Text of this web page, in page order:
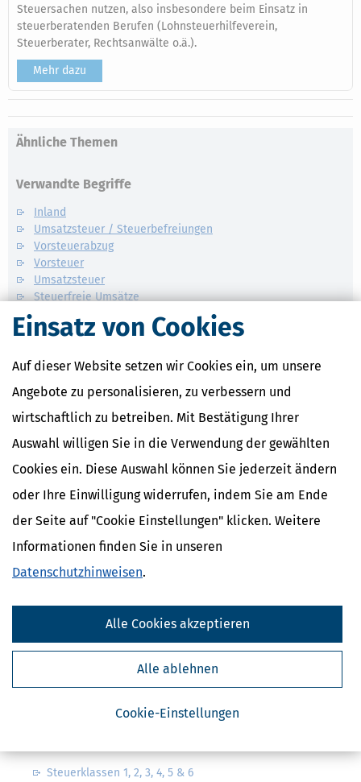
Einsatz von Cookies
Auf dieser Website setzen wir Cookies ein, um unsere
Angebote zu personalisieren, zu verbessern und
wirtschaftlich zu betreiben. Mit Bestätigung Ihrer
Auswahl willigen Sie in die Verwendung der gewählten
Cookies ein. Diese Auswahl können Sie jederzeit ändern
oder Ihre Einwilligung widerrufen, indem Sie am Ende
der Seite auf "Cookie Einstellungen" klicken. Weitere
Informationen finden Sie in unseren
Datenschutzhinweisen.
Cookie-Einstellungen
Alle ablehnen
Alle Cookies akzeptieren
Steuersachen nutzen, also insbesondere beim Einsatz in
steuerberatenden Berufen (Lohnsteuerhilfeverein,
Steuerberater, Rechtsanwälte o.ä.).
Mehr dazu
Ähnliche Themen
Verwandte Begriffe
Inland
Umsatzsteuer / Steuerbefreiungen
Vorsteuerabzug
Vorsteuer
Umsatzsteuer
Steuerfreie Umsätze
Kostenlose Steuertipps & News
Ja, ich möchte die kostenlosen Newsletter
von Steuertipps abonnieren. Die
habe ich gelesen.
Steuerklassen 1, 2, 3, 4, 5 & 6